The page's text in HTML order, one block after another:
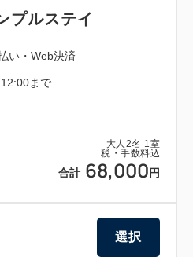
大人 2名 1 室
税・手数料込
合計 68,000 円
プルステイ
い・Web決済
まで
選択